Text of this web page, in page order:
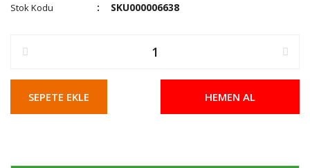
Stok Kodu SKU000006638
SEPETE EKLE HEMEN AL